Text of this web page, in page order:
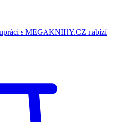
s MEGAKNIHY.CZ nabízí